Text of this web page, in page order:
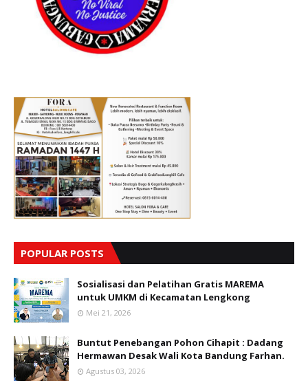
POPULAR POSTS
Sosialisasi dan Pelatihan Gratis MAREMA
untuk UMKM di Kecamatan Lengkong
Mei 21, 2026
Buntut Penebangan Pohon Cihapit : Dadang
Hermawan Desak Wali Kota Bandung Farhan.
Agustus 03, 2026